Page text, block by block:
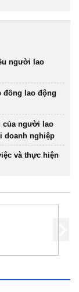
người lao
đồng lao động
của người lao
doanh nghiệp
và thực hiện